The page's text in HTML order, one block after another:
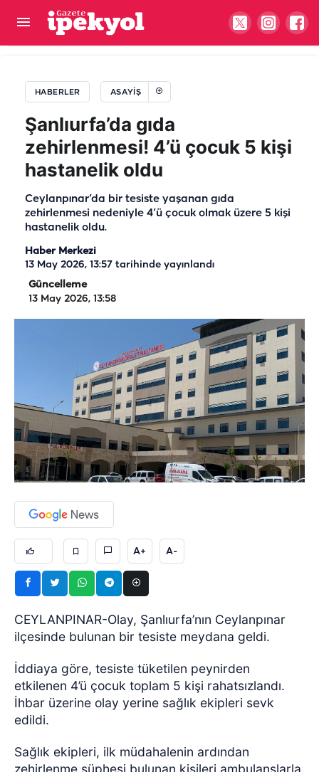
HABERLER ASAYIŞ
Şanlıurfa’da gıda
zehirlenmesi! 4’ü çocuk 5 kişi
hastanelik oldu
Ceylanpınar’da bir tesiste yaşanan gıda
zehirlenmesi nedeniyle 4’ü çocuk olmak üzere 5 kişi
hastanelik oldu.
Haber Merkezi
13 May 2026, 13:57 tarihinde yayınlandı
Güncelleme
13 May 2026, 13:58
A+ A-
CEYLANPINAR-Olay, Şanlıurfa’nın Ceylanpınar
ilçesinde bulunan bir tesiste meydana geldi.
İddiaya göre, tesiste tüketilen peynirden
etkilenen 4’ü çocuk toplam 5 kişi rahatsızlandı.
İhbar üzerine olay yerine sağlık ekipleri sevk
edildi.
Sağlık ekipleri, ilk müdahalenin ardından
zehirlenme şüphesi bulunan kişileri ambulanslarla
Şanlıurfa’da cezaevine girmemek için kaçtılar!